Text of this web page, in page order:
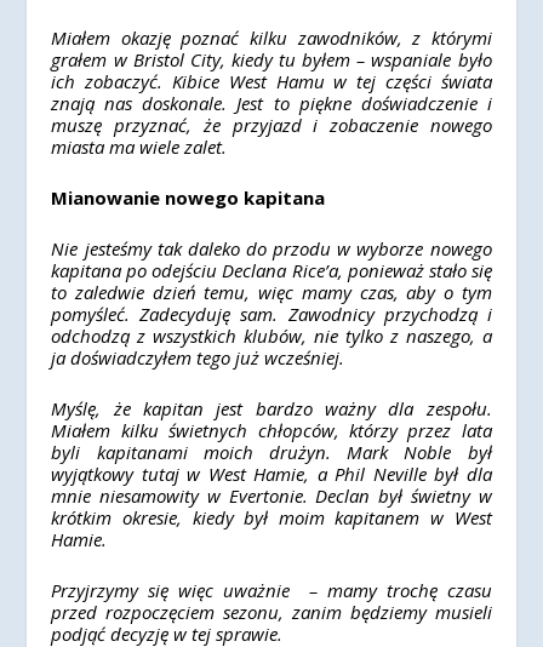
Miałem okazję poznać kilku zawodników, z którymi
grałem w Bristol City, kiedy tu byłem – wspaniale było
ich zobaczyć. Kibice West Hamu w tej części świata
znają nas doskonale. Jest to piękne doświadczenie i
muszę przyznać, że przyjazd i zobaczenie nowego
miasta ma wiele zalet.
Mianowanie nowego kapitana
Nie jesteśmy tak daleko do przodu w wyborze nowego
kapitana po odejściu Declana Rice’a, ponieważ stało się
to zaledwie dzień temu, więc mamy czas, aby o tym
pomyśleć. Zadecyduję sam. Zawodnicy przychodzą i
odchodzą z wszystkich klubów, nie tylko z naszego, a
ja doświadczyłem tego już wcześniej.
Myślę, że kapitan jest bardzo ważny dla zespołu.
Miałem kilku świetnych chłopców, którzy przez lata
byli kapitanami moich drużyn. Mark Noble był
wyjątkowy tutaj w West Hamie, a Phil Neville był dla
mnie niesamowity w Evertonie. Declan był świetny w
krótkim okresie, kiedy był moim kapitanem w West
Hamie.
Przyjrzymy się więc uważnie – mamy trochę czasu
przed rozpoczęciem sezonu, zanim będziemy musieli
podjąć decyzję w tej sprawie.